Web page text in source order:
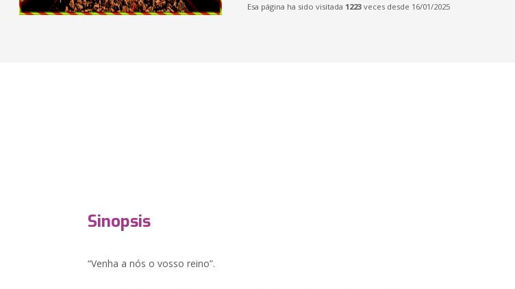
Esa página ha sido visitada 1223 veces desde 16/01/2025
Sinopsis
“Venha a nós o vosso reino”.